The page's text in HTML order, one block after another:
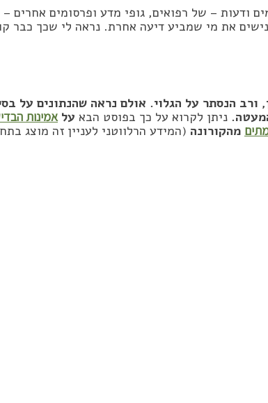
ודעות – של רפואים, גופי מדע ופרסומים אחרים –
את מי שמביע דיעה אחרת. נראה לי שכך כבר
ורב הנסתר על הגלוי. אולם נראה שהנתונים על
ניתן לקרוא על כך בפוסט הבא עלאמינות
מהקורונה (המידע הרלווטני לעניין זה מוצג